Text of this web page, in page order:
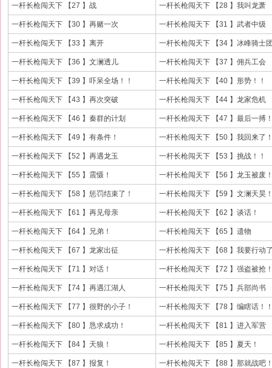
一杆长枪闯天下 【27 】战 一杆长枪闯天下 【28 】我叫龙萧
一杆长枪闯天下 【30 】再赌一次 一杆长枪闯天下 【31 】武者中级
一杆长枪闯天下 【33 】离开 一杆长枪闯天下 【34 】冰峰骑士
一杆长枪闯天下 【36 】文澜透儿 一杆长枪闯天下 【37 】佣兵工会
一杆长枪闯天下 【39 】吓呆全场！！ 一杆长枪闯天下 【40 】形势！！
一杆长枪闯天下 【43 】再次突破 一杆长枪闯天下 【44 】龙家危机
一杆长枪闯天下 【46 】秦群的计划 一杆长枪闯天下 【47 】最后一搏
一杆长枪闯天下 【49 】有条件！ 一杆长枪闯天下 【50 】我回来了
一杆长枪闯天下 【52 】再遇龙玉 一杆长枪闯天下 【53 】挑战！！
一杆长枪闯天下 【55 】震慑！ 一杆长枪闯天下 【56 】龙玉被废
一杆长枪闯天下 【58 】惩罚结束了！ 一杆长枪闯天下 【59 】文澜天昊
一杆长枪闯天下 【61 】再见母亲 一杆长枪闯天下 【62 】谈话！
一杆长枪闯天下 【64 】兄弟！ 一杆长枪闯天下 【65 】遗物
一杆长枪闯天下 【67 】龙家出征 一杆长枪闯天下 【68 】我要行动
一杆长枪闯天下 【71 】对话！ 一杆长枪闯天下 【72 】强盗被抢
一杆长枪闯天下 【74 】再遇江湖人 一杆长枪闯天下 【75 】兵部尚书
一杆长枪闯天下 【77 】很野的小子！ 一杆长枪闯天下 【78 】编瞎话！
一杆长枪闯天下 【80 】恳求成功！ 一杆长枪闯天下 【81 】进入军营
一杆长枪闯天下 【84 】天狼！ 一杆长枪闯天下 【85 】夏天！
一杆长枪闯天下 【87 】报复！ 一杆长枪闯天下 【88 】那就战吧